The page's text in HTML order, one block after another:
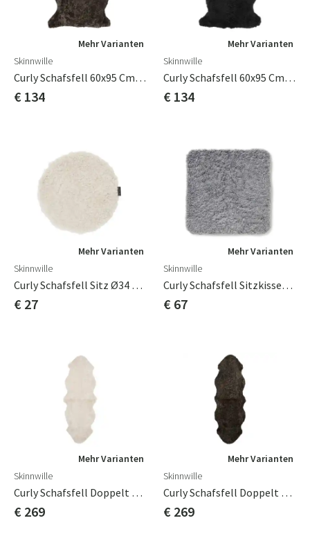
Mehr Varianten
Skinnwille
Curly Schafsfell 60x95 Cm Dunkelbraun
€ 134
Mehr Varianten
Skinnwille
Curly Schafsfell 60x95 Cm Schwarz
€ 134
Mehr Varianten
Skinnwille
Curly Schafsfell Sitz Ø34 Cm Beige Moonlight
€ 27
Mehr Varianten
Skinnwille
Curly Schafsfell Sitzkissen 40x40 Cm Holzkohle Grau Silber
€ 67
Mehr Varianten
Skinnwille
Curly Schafsfell Doppelt 60x180 Cm Beige Moonlight
€ 269
Mehr Varianten
Skinnwille
Curly Schafsfell Doppelt 60x180 Cm Braun Melange
€ 269